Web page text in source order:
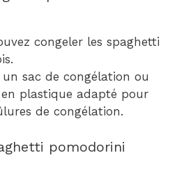
congeler les spaghetti
sac de congélation ou
plastique adapté pour
de congélation.
pomodorini